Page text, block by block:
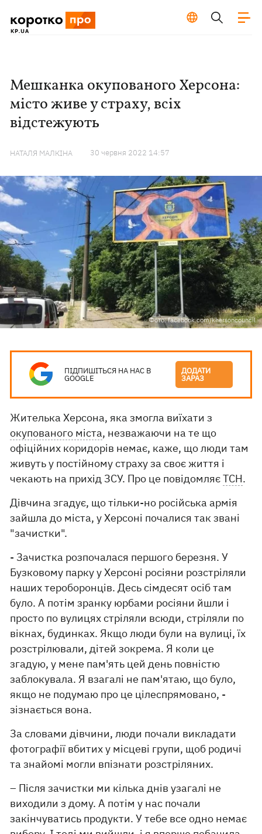
Мешканка окупованого Херсона:
місто живе у страху, всіх
відстежують
НАТАЛЯ МАЛКІНА 30 червня 2022 14:57
Фото: facebook.com/khersoncouncil
ПІДПИШІТЬСЯ НА НАС В
GOOGLE
ДОДАТИ
ЗАРАЗ
Жителька Херсона, яка змогла виїхати з
окупованого міста, незважаючи на те що
офіційних коридорів немає, каже, що люди там
живуть у постійному страху за своє життя і
чекають на прихід ЗСУ. Про це повідомляєТСН.
Дівчина згадує, що тільки-но російська армія
зайшла до міста, у Херсоні почалися так звані
"зачистки".
- Зачистка розпочалася першого березня. У
Бузковому парку у Херсоні росіяни розстріляли
наших тероборонців. Десь сімдесят осіб там
було. А потім зранку юрбами росіяни йшли і
просто по вулицях стріляли всюди, стріляли по
вікнах, будинках. Якщо люди були на вулиці, їх
розстрілювали, дітей зокрема. Я коли це
згадую, у мене пам'ять цей день повністю
заблокувала. Я взагалі не пам'ятаю, що було,
якщо не подумаю про це цілеспрямовано, -
зізнається вона.
За словами дівчини, люди почали викладати
фотографії вбитих у місцеві групи, щоб родичі
та знайомі могли впізнати розстріляних.
– Після зачистки ми кілька днів узагалі не
виходили з дому. А потім у нас почали
закінчуватись продукти. У тебе все одно немає